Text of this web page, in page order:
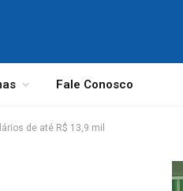
Fale Conosco
de até R$ 13,9 mil